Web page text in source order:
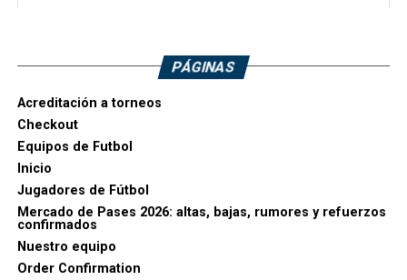
PÁGINAS
Acreditación a torneos
Checkout
Equipos de Futbol
Inicio
Jugadores de Fútbol
Mercado de Pases 2026: altas, bajas, rumores y refuerzos
confirmados
Nuestro equipo
Order Confirmation